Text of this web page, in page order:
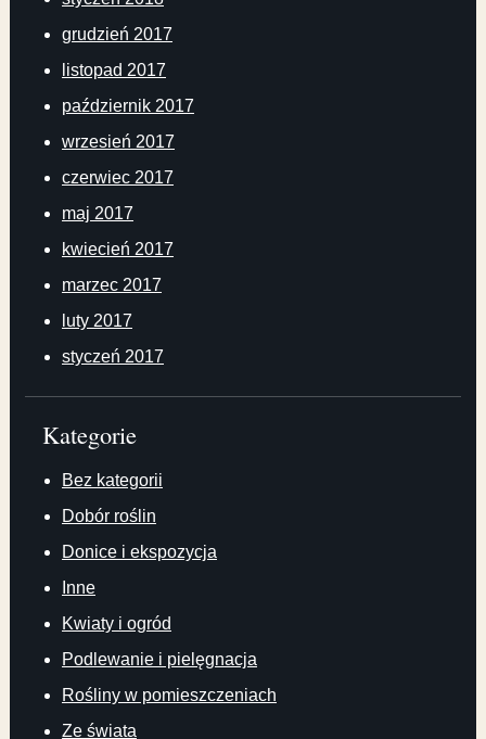
grudzień 2017
listopad 2017
październik 2017
wrzesień 2017
czerwiec 2017
maj 2017
kwiecień 2017
marzec 2017
luty 2017
styczeń 2017
Kategorie
Bez kategorii
Dobór roślin
Donice i ekspozycja
Inne
Kwiaty i ogród
Podlewanie i pielęgnacja
Rośliny w pomieszczeniach
Ze świata